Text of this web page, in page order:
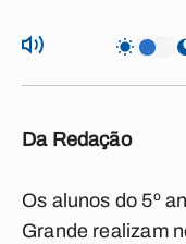
Da Redação
Os alunos do 5º
Grande realizam